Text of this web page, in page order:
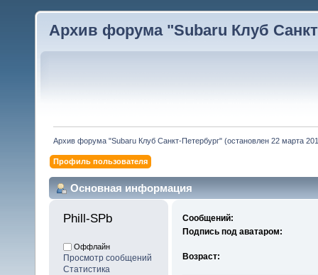
Архив форума "Subaru Клуб
Архив форума "Subaru Клуб Санкт-Петербург" (остановлен 22 марта
Профиль пользователя
Основная информация
Phill-SPb
Оффлайн
Просмотр сообщений
Статистика
Сообщений:
Подпись под аватаром:
Возраст: